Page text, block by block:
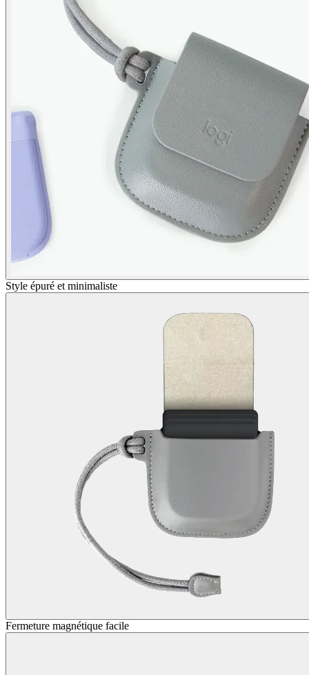
Style épuré et minimaliste
Fermeture magnétique facile